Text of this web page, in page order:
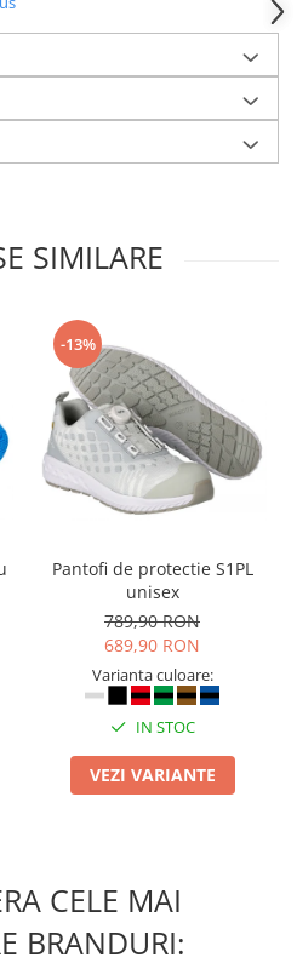
SIMILARE
-13%
Pantofi de protectie S1PL
unisex
789,90 RON
689,90 RON
Varianta culoare:
IN STOC
VEZI VARIANTE
CELE MAI
BRANDURI: